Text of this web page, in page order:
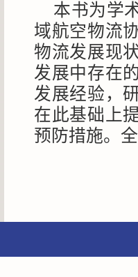
本书为学
域航空物流
物流发展现
发展中存在
发展经验，
在此基础上
预防措施。